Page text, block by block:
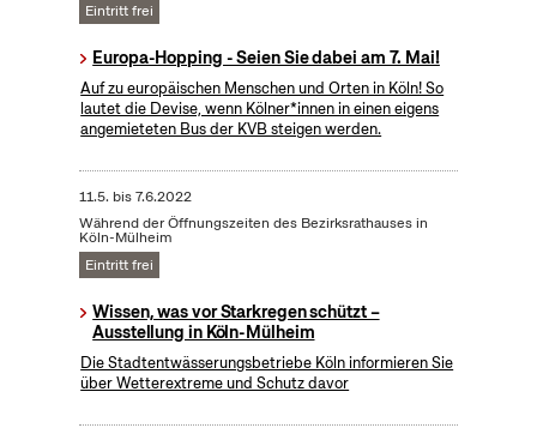
Eintritt frei
Europa-Hopping - Seien Sie dabei am 7. Mai!
Auf zu europäischen Menschen und Orten in Köln! So
lautet die Devise, wenn Kölner*innen in einen eigens
angemieteten Bus der KVB steigen werden.
11.5. bis7.6.2022
Während der Öffnungszeiten des Bezirksrathauses in
Köln-Mülheim
Eintritt frei
Wissen, was vor Starkregen schützt –
Ausstellung in Köln-Mülheim
Die Stadtentwässerungsbetriebe Köln informieren Sie
über Wetterextreme und Schutz davor